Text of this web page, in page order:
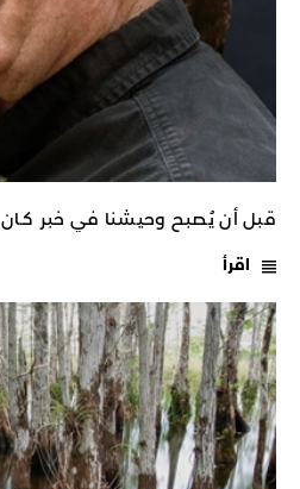
قبل أن يُصبح وحيشنا في خبر كـان
اقرأ